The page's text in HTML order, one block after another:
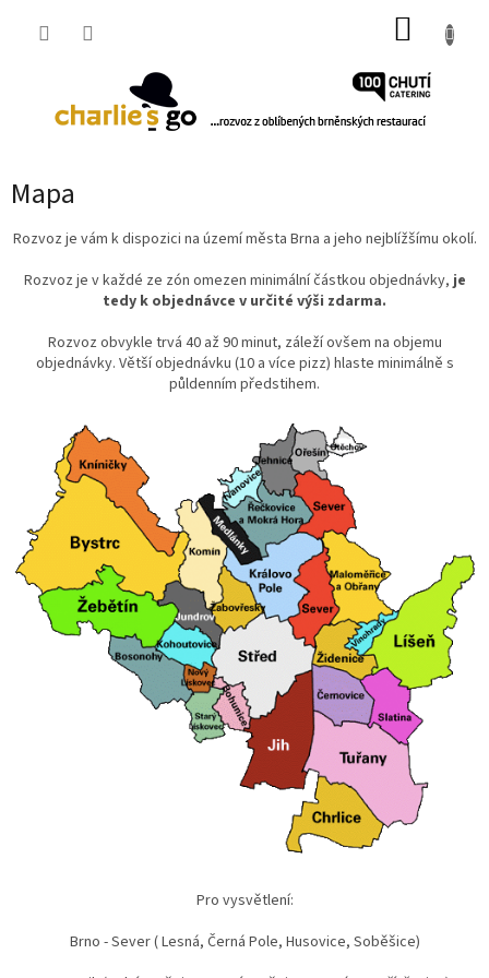
Mapa
Rozvoz je vám k dispozici na území města Brna a jeho nejblížšímu okolí.
Rozvoz je v každé ze zón omezen minimální částkou objednávky, je
tedy k objednávce v určité výši zdarma.
Rozvoz obvykle trvá 40 až 90 minut, záleží ovšem na objemu
objednávky. Větší objednávku (10 a více pizz) hlaste minimálně s
půldenním předstihem.
Pro vysvětlení:
Brno - Sever ( Lesná, Černá Pole, Husovice, Soběšice)